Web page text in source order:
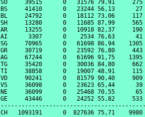
SO     39515      0   31576 79,91
BS     41410      0   23244 56,13
BL     24792      0   18112 73,06
SH     13280      0   11685 87,99
AR     13255      0   10918 82,37
AI      3307      0    2534 76,63
SG     70965      0   61698 86,94
GR     30719      0   23592 76,80
AG     67244      0   61696 91,75
TG     35420      0   30036 84,80
TI     38858      0   19007 48,91
VD     90241      0   81579 90,40
VS     36098      0   23623 65,44
NE     36099      0   25468 70,55
GE     43446      0   24252 55,82
CH   1093191      0  827636 75,71